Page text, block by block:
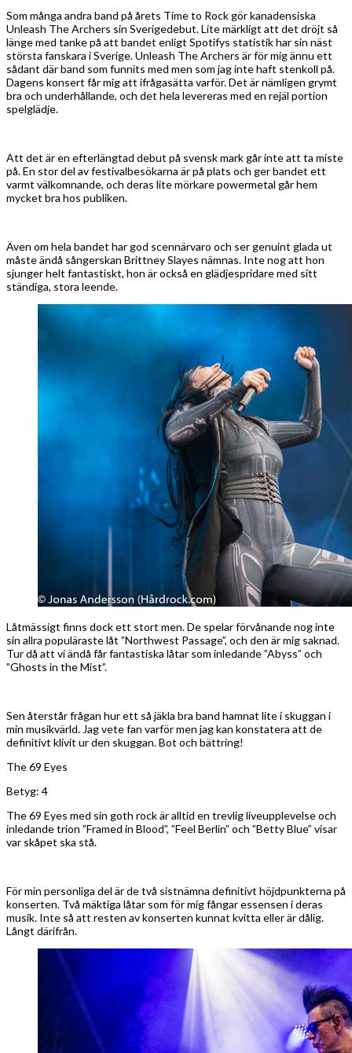
Som många andra band på årets Time to Rock gör kanadensiska
Unleash The Archers sin Sverigedebut. Lite märkligt att det dröjt så
länge med tanke på att bandet enligt Spotifys statistik har sin näst
största fanskara i Sverige. Unleash The Archers är för mig ännu ett
sådant där band som funnits med men som jag inte haft stenkoll på.
Dagens konsert får mig att ifrågasätta varför. Det är nämligen grymt
bra och underhållande, och det hela levereras med en rejäl portion
spelglädje.
Att det är en efterlängtad debut på svensk mark går inte att ta miste
på. En stor del av festivalbesökarna är på plats och ger bandet ett
varmt välkomnande, och deras lite mörkare powermetal går hem
mycket bra hos publiken.
Även om hela bandet har god scennärvaro och ser genuint glada ut
måste ändå sångerskan Brittney Slayes nämnas. Inte nog att hon
sjunger helt fantastiskt, hon är också en glädjespridare med sitt
ständiga, stora leende.
Låtmässigt finns dock ett stort men. De spelar förvånande nog inte
sin allra populäraste låt ”Northwest Passage”, och den är mig saknad.
Tur då att vi ändå får fantastiska låtar som inledande ”Abyss” och
”Ghosts in the Mist”.
Sen återstår frågan hur ett så jäkla bra band hamnat lite i skuggan i
min musikvärld. Jag vete fan varför men jag kan konstatera att de
definitivt klivit ur den skuggan. Bot och bättring!
The 69 Eyes
Betyg: 4
The 69 Eyes med sin goth rock är alltid en trevlig liveupplevelse och
inledande trion ”Framed in Blood”, ”Feel Berlin” och ”Betty Blue” visar
var skåpet ska stå.
För min personliga del är de två sistnämna definitivt höjdpunkterna på
konserten. Två mäktiga låtar som för mig fångar essensen i deras
musik. Inte så att resten av konserten kunnat kvitta eller är dålig.
Långt därifrån.